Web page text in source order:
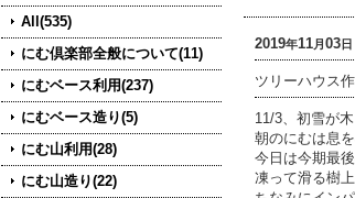
All(535)
にむ倶楽部全般について(11)
にむベース利用(237)
にむベース造り(5)
にむ山利用(28)
にむ山造り(22)
2019年11月03日
ツリーハウス作
11/3、初雪が木
朝のにむは息を
今日は今期最
凍って滑る樹